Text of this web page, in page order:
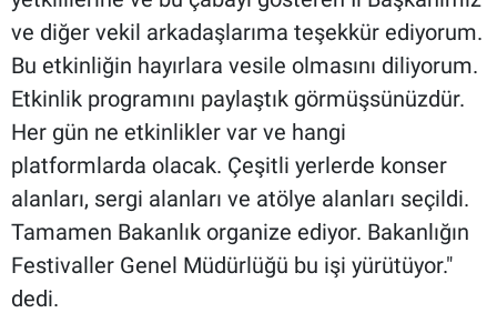
ve diğer vekil arkadaşlarıma teşekkür ediyorum.
Bu etkinliğin hayırlara vesile olmasını diliyorum.
Etkinlik programını paylaştık görmüşsünüzdür.
Her gün ne etkinlikler var ve hangi
platformlarda olacak. Çeşitli yerlerde konser
alanları, sergi alanları ve atölye alanları seçildi.
Tamamen Bakanlık organize ediyor. Bakanlığın
Festivaller Genel Müdürlüğü bu işi yürütüyor."
dedi.